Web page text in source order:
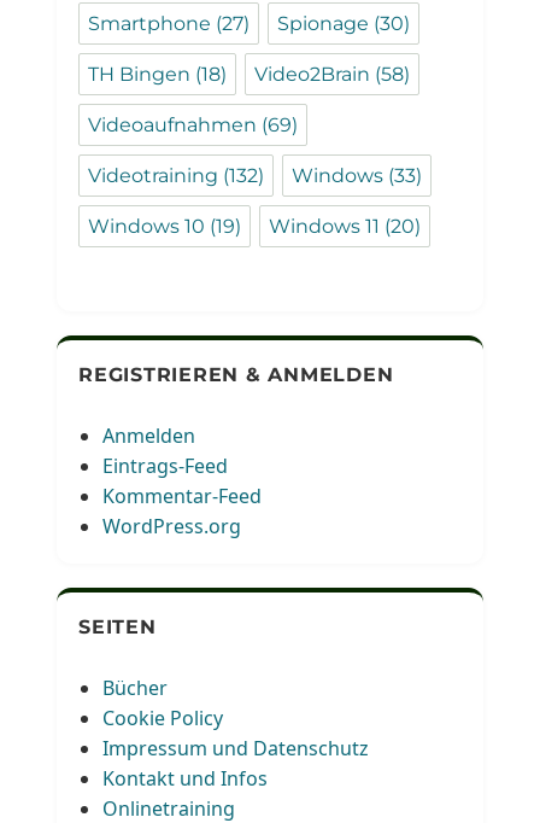
Smartphone (27) Spionage (30)
TH Bingen (18) Video2Brain (58)
Videoaufnahmen (69)
Videotraining (132) Windows (33)
Windows 10 (19) Windows 11 (20)
REGISTRIEREN & ANMELDEN
Anmelden
Eintrags-Feed
Kommentar-Feed
WordPress.org
SEITEN
Bücher
Cookie Policy
Impressum und Datenschutz
Kontakt und Infos
Onlinetraining